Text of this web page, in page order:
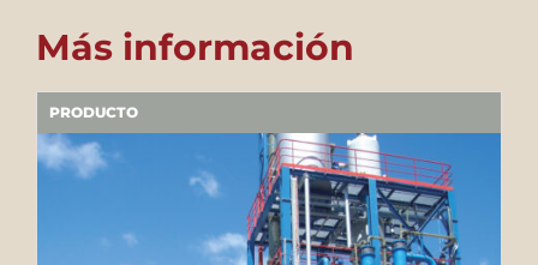
Más información
PRODUCTO